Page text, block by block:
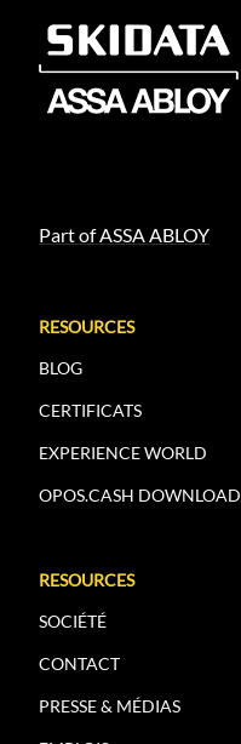
Part of ASSA ABLOY
RESOURCES
BLOG
CERTIFICATS
EXPERIENCE WORLD
OPOS.CASH DOWNLOAD
RESOURCES
SOCIÉTÉ
CONTACT
PRESSE & MÉDIAS